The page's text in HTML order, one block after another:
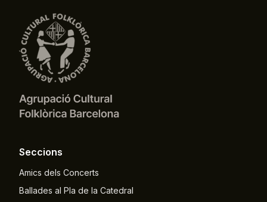
Seccions
Amics dels Concerts
Ballades al Pla de la Catedral